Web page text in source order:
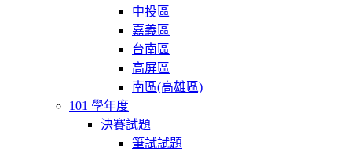
中投區
嘉義區
台南區
高屏區
南區(高雄區)
101 學年度
決賽試題
筆試試題